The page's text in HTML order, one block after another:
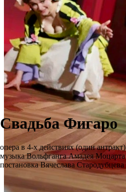
Свадьба Фигаро
опера в 4-х действиях (один антракт)
музыка Вольфганга Амадея Моцарта
постановка Вячеслава Стародубцева